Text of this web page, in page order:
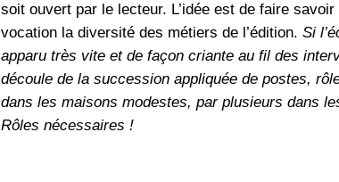
soit ouvert par le lecteur. L’idée est de faire
vocation la diversité des métiers de l’édition. Si
apparu très vite et de façon criante au fil des
découle de la succession appliquée de postes,
dans les maisons modestes, par plusieurs dans
Rôles nécessaires !